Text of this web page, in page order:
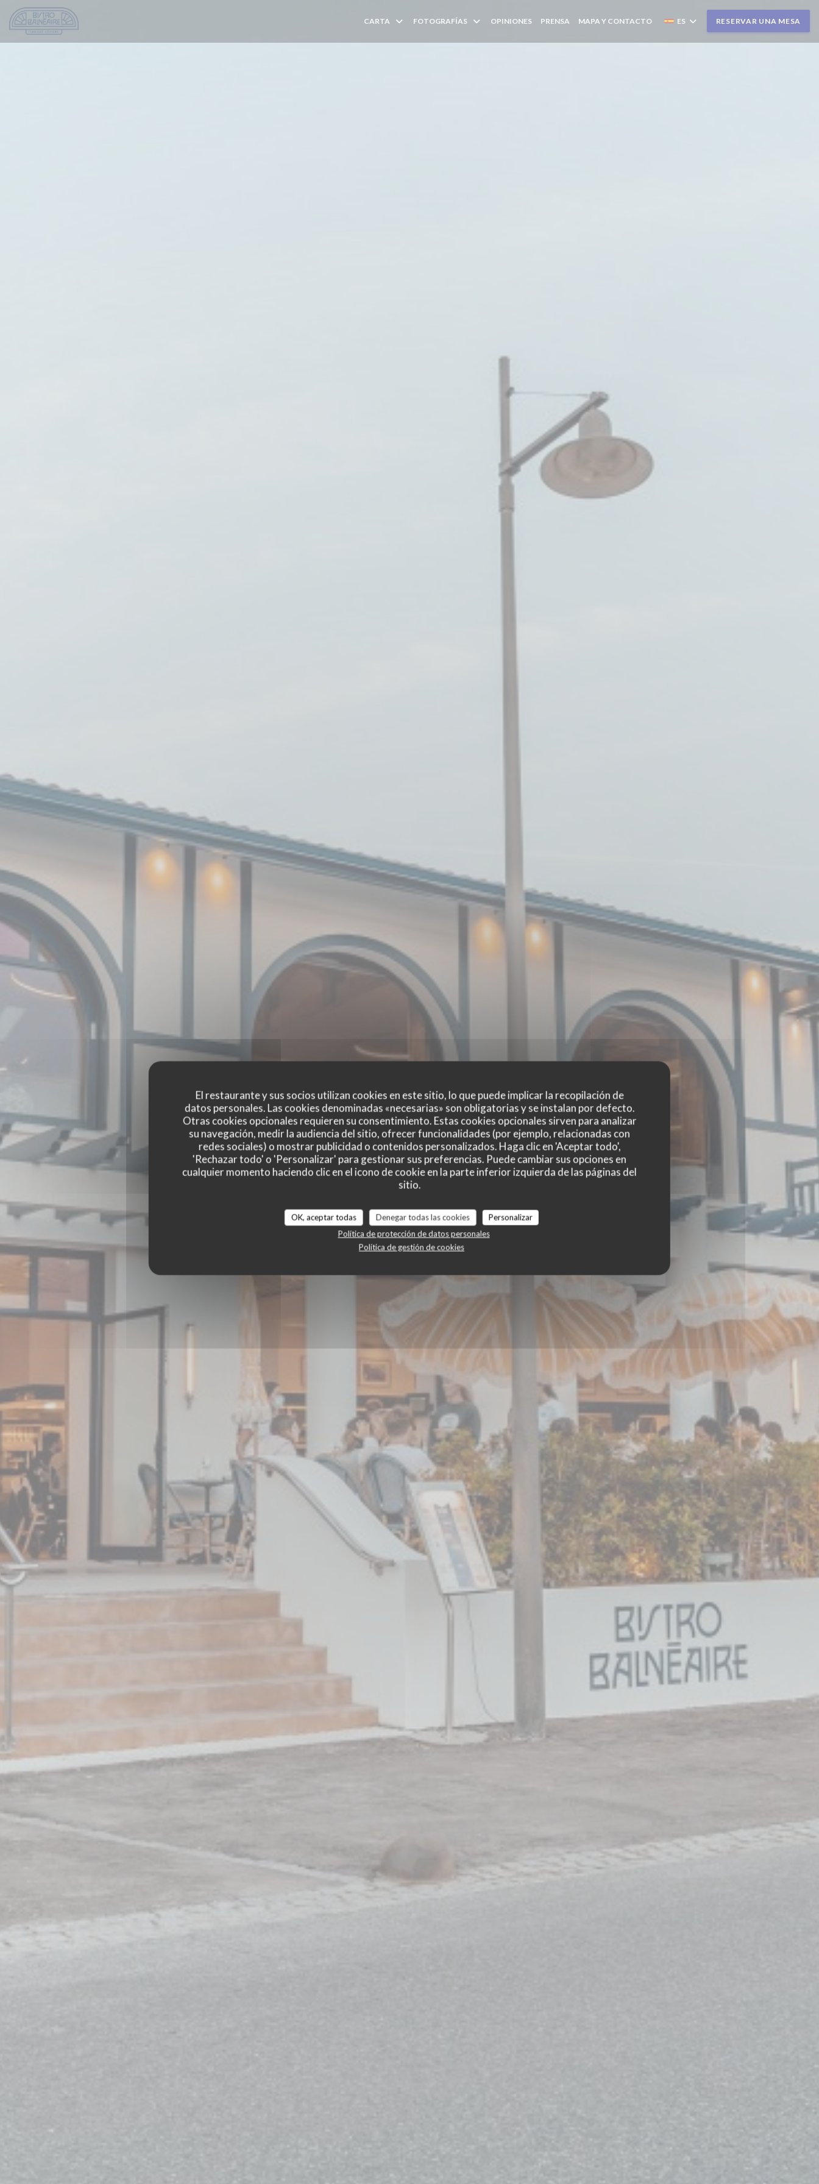
Personalización de sus opciones de cookies
El restaurante y sus socios utilizan cookies en este sitio, lo que puede implicar la recopilación de
datos personales. Las cookies denominadas «necesarias» son obligatorias y se instalan por defecto.
Otras cookies opcionales requieren su consentimiento. Estas cookies opcionales sirven para analizar
su navegación, medir la audiencia del sitio, ofrecer funcionalidades (por ejemplo, relacionadas con
redes sociales) o mostrar publicidad o contenidos personalizados. Haga clic en 'Aceptar todo',
'Rechazar todo' o 'Personalizar' para gestionar sus preferencias. Puede cambiar sus opciones en
cualquier momento haciendo clic en el icono de cookie en la parte inferior izquierda de las páginas del
sitio.
OK, aceptar todas Denegar todas las cookies
Personalizar
Política de protección de datos personales
Política de gestión de cookies
CARTA FOTOGRAFÍAS OPINIONES PRENSA MAPA Y CONTACTO ES RESERVAR UNA MESA
BISTRO BALNÉAIRE
RESERVAR UNA MESA